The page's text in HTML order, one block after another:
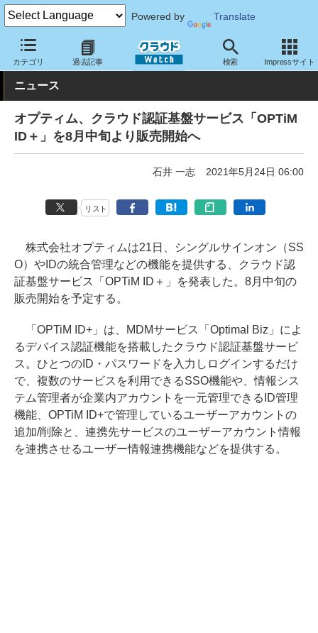
Powered by Translate
カテゴリ 過去記事 検索 Impressサイト
クラウド Watch セキュリティ セキュリティサービス
ニュース
オプティム、クラウド認証基盤サービス「OPTiM
ID＋」を8月中旬より販売開始へ
石井 一志 2021年5月24日 06:00
リスト
株式会社オプティムは21日、シングルサインオン（SS
O）やIDの統合管理などの機能を提供する、クラウド認
証基盤サービス「OPTiM ID＋」を発表した。8月中旬の
販売開始を予定する。
「OPTiM ID+」は、MDMサービス「Optimal Biz」によ
るデバイス認証機能を搭載したクラウド認証基盤サービ
ス。ひとつのID・パスワードを入力しログインするだけ
で、複数のサービスを利用できるSSO機能や、情報シス
テム管理者が企業内アカウントを一元管理できるID管理
機能、OPTiM ID+で管理しているユーザーアカウントの
追加/削除と、連携先サービスのユーザーアカウント情報
を連携させるユーザー情報連携機能などを提供する。